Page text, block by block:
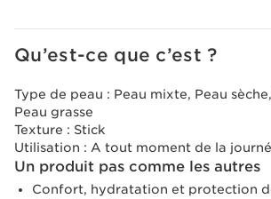
Qu’est-ce que c’est ?
Type de peau : Peau mixte, Peau
Peau grasse
Texture : Stick
Utilisation : A tout moment de la
Un produit pas comme les autres
Confort, hydratation et protection